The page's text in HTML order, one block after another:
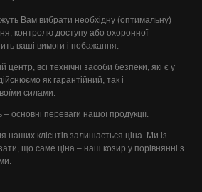
Вам вибрати необхідну (оптимальну)
контролю доступу або охоронної
ваші вимоги і побажання.
центр, всі технічні засоби безпеки, які є у
як гарантійний, так і
силами.
– основні переваги нашої продукції.
наших клієнтів залишається ціна. Ми із
що саме ціна – наш козир у порівнянні з